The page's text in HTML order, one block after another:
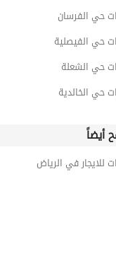
حي الفرسان
حي الفيصلية
حي الشعلة
حي الخالدية
أيضاً
للايجار في الرياض